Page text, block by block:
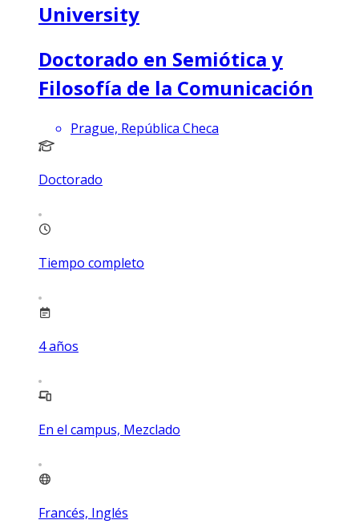
University
Doctorado en Semiótica y
Filosofía de la Comunicación
Prague, República Checa
Doctorado
Tiempo completo
4años
En el campus, Mezclado
Francés, Inglés